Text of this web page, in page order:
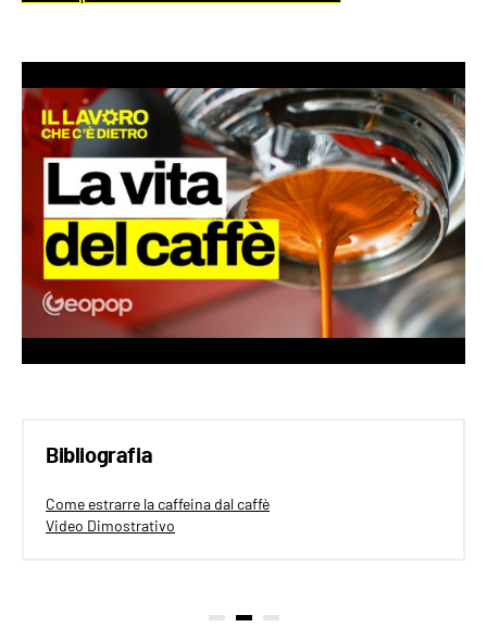
Bibliografia
Come estrarre la caffeina dal caffè
Video Dimostrativo